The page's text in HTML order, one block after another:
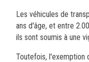
Les véhicules de
ans d'âge, et entre
ils sont soumis à une
Toutefois, l'exemption